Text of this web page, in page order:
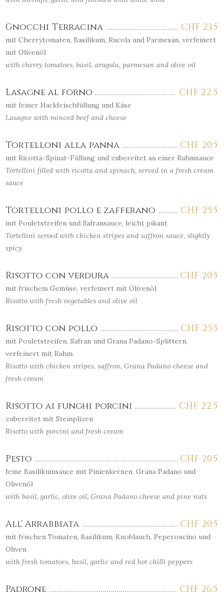
CHF 23.5
Gnocchi Terracina
mit Cherrytomaten, Basilikum, Rucola und Parmesan, verfeinert
mit Olivenöl
with cherry tomatoes, basil, arugula, parmesan and olive oil
CHF 22.5
Lasagne al forno
mit feiner Hackfeischfüllung und Käse
Lasagne with minced beef and cheese
CHF 20.5
Tortelloni alla panna
mit Ricotta-Spinat-Füllung und zubereitet an einer Rahmsauce
Tortellini filled with ricotta and spinach, served in a fresh cream
sauce
CHF 25.5
Tortelloni pollo e zafferano
mit Pouletstreifen und Safransauce, leicht pikant
Tortellini served with chicken stripes and saffron sauce, slightly
spicy
CHF 20.5
Risotto con verdura
mit frischem Gemüse, verfeinert mit Olivenöl
Risotto with fresh vegetables and olive oil
CHF 25.5
Risotto con pollo
mit Pouletstreifen, Safran und Grana Padano-Splittern,
verfeinert mit Rahm
Risotto with chicken stripes, saffron, Grana Padano cheese and
fresh cream
CHF 22.5
Risotto ai funghi porcini
zubereitet mit Steinplizen
Risotto with porcini and fresh cream
CHF 20.5
Pesto
feine Basilikumsauce mit Pinienkernen, Grana Padano und
Olivenöl
with basil, garlic, olive oil, Grana Padano cheese and pine nuts
CHF 20.5
All‘ Arrabbiata
mit frischen Tomaten, Basilikum, Knoblauch, Peperoncino und
Oliven
with fresh tomatoes, basil, garlic and red hot chilli peppers
CHF 26.5
Padrone